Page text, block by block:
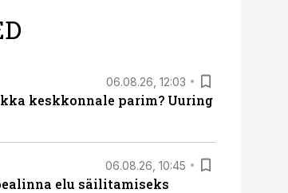
06.08.26, 12:03
keskkonnale parim? Uuring
06.08.26, 10:45
elu säilitamiseks